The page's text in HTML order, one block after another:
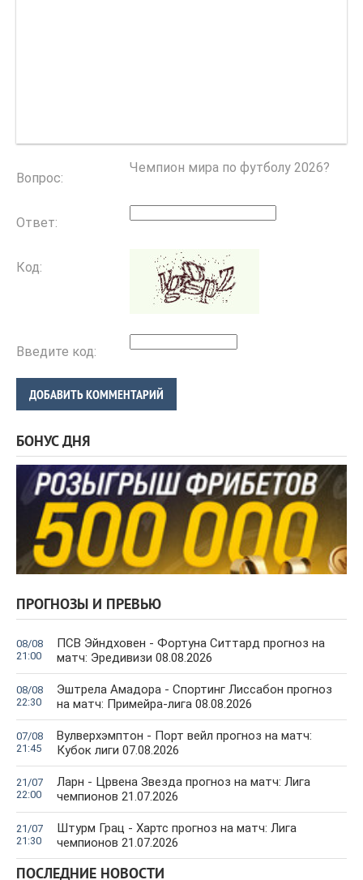
Вопрос:
Чемпион мира по футболу 2026?
Ответ:
Код:
Введите код:
ДОБАВИТЬ КОММЕНТАРИЙ
БОНУС ДНЯ
ПРОГНОЗЫ И ПРЕВЬЮ
08/08
21:00
ПСВ Эйндховен - Фортуна Ситтард прогноз на
матч: Эредивизи 08.08.2026
08/08
22:30
Эштрела Амадора - Спортинг Лиссабон прогноз
на матч: Примейра-лига 08.08.2026
07/08
21:45
Вулверхэмптон - Порт вейл прогноз на матч:
Кубок лиги 07.08.2026
21/07
22:00
Ларн - Црвена Звезда прогноз на матч: Лига
чемпионов 21.07.2026
21/07
21:30
Штурм Грац - Хартс прогноз на матч: Лига
чемпионов 21.07.2026
ПОСЛЕДНИЕ НОВОСТИ